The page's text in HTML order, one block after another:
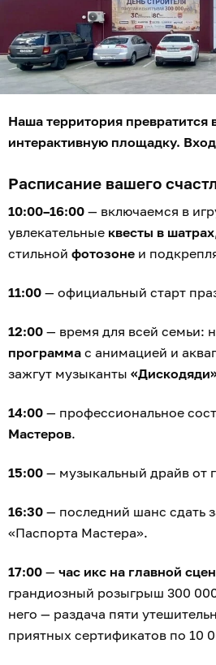
Наша территория превратится
интерактивную площадку.
Расписание вашего
10:00–16:00 — включаемся в
увлекательные квесты в шатрах
стильной фотозоне и
11:00 — официальный старт
12:00 — время для всей семьи:
программа с анимацией и
зажгут музыканты
14:00 — профессиональное
Мастеров.
15:00 — музыкальный драйв от
16:30 — последний шанс сдать
«Паспорта Мастера».
17:00 — час икс на главной
грандиозный розыгрыш 300
него — раздача пяти
приятных сертификатов по 10